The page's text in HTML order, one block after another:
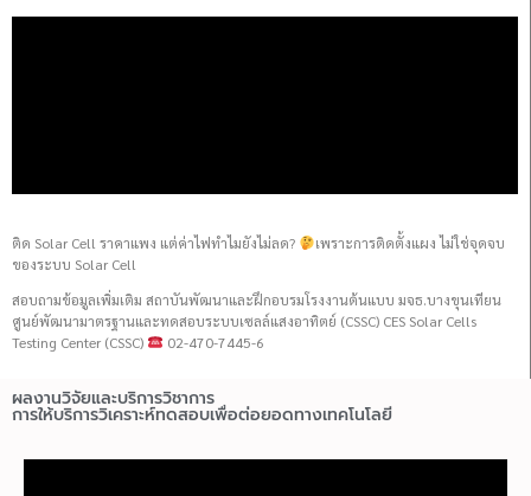
ติด Solar Cell ราคาแพง แต่ค่าไฟทำไมยังไม่ลด?
เพราะการติดตั้งแผง ไม่ใช่จุดจบ
ของระบบ Solar Cell
สอบถามข้อมูลเพิ่มเติม สถาบันพัฒนาและฝึกอบรมโรงงานต้นแบบ มจธ.บางขุนเทียน
ศูนย์พัฒนามาตรฐานและทดสอบระบบเซลล์แสงอาทิตย์ (CSSC) CES Solar Cells
Testing Center (CSSC)
02-470-7445-6
ผลงานวิจัยและบริการวิชาการ
การให้บริการวิเคราะห์ทดสอบเพื่อต่อยอดทางเทคโนโลยี